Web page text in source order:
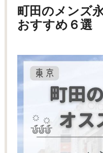
町田のメンズ
おすすめ６選